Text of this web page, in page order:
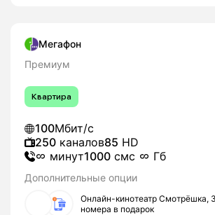
Мегафон
Премиум
Квартира
100Мбит/с
250 каналов85 HD
минут1000 смс Гб
Дополнительные опции
Онлайн-кинотеатр Смотрёшка,
номера в подарок